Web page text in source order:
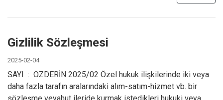
Gizlilik Sözleşmesi
2025-02-04
SAYI : ÖZDERİN 2025/02 Özel hukuk ilişkilerinde iki veya
daha fazla tarafın aralarındaki alım-satım-hizmet vb. bir
sözleşme veyahut ileride kurmak istedikleri hukuki veya